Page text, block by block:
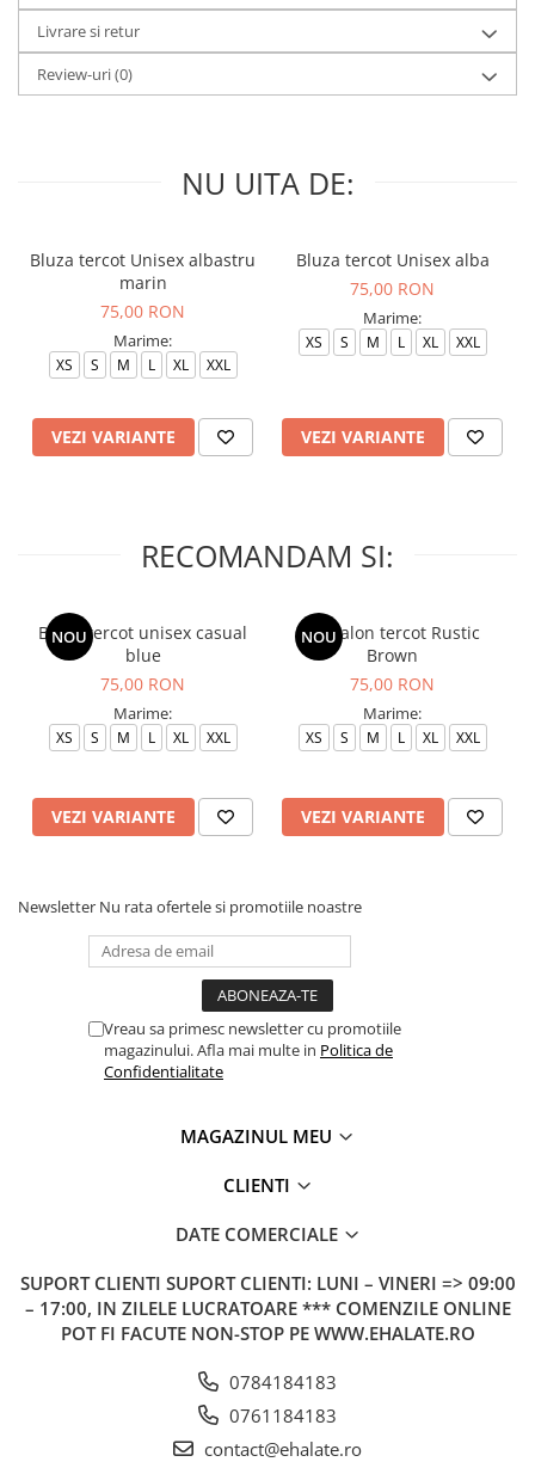
Livrare si retur
Review-uri(0)
NU UITA DE:
Bluza tercot Unisex albastru
marin
75,00 RON
Marime:
XS S M L XL XXL
VEZI VARIANTE
Bluza tercot Unisex alba
75,00 RON
Marime:
XS S M L XL XXL
VEZI VARIANTE
RECOMANDAM SI:
NOU
Bluza tercot unisex casual
blue
75,00 RON
Marime:
XS S M L XL XXL
VEZI VARIANTE
NOU
Pantalon tercot Rustic
Brown
75,00 RON
Marime:
XS S M L XL XXL
VEZI VARIANTE
Newsletter Nu rata ofertele si promotiile noastre
Vreau sa primesc newsletter cu promotiile
magazinului. Afla mai multe in Politica de
Confidentialitate
MAGAZINUL MEU
CLIENTI
DATE COMERCIALE
SUPORT CLIENTI SUPORT CLIENTI: LUNI – VINERI => 09:00
– 17:00, IN ZILELE LUCRATOARE *** COMENZILE ONLINE
POT FI FACUTE NON-STOP PE WWW.EHALATE.RO
0784184183
0761184183
contact@ehalate.ro